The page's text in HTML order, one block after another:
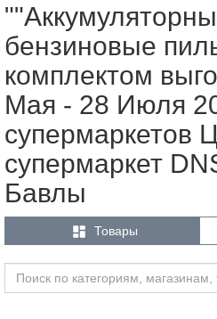
бензиновые
комплектом
Мая - 28 Июля
супермаркетов
супермаркет
Бавлы
 Товары